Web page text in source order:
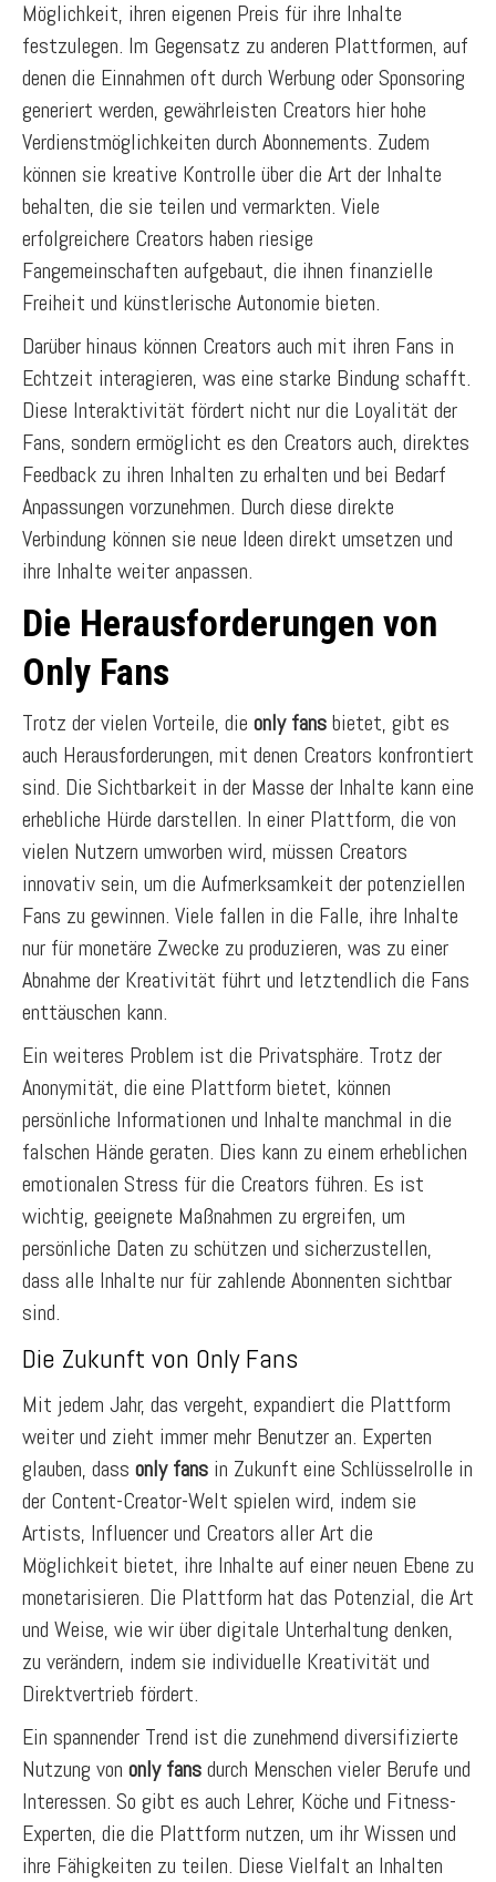
Möglichkeit, ihren eigenen Preis für ihre Inhalte
festzulegen. Im Gegensatz zu anderen Plattformen, auf
denen die Einnahmen oft durch Werbung oder Sponsoring
generiert werden, gewährleisten Creators hier hohe
Verdienstmöglichkeiten durch Abonnements. Zudem
können sie kreative Kontrolle über die Art der Inhalte
behalten, die sie teilen und vermarkten. Viele
erfolgreichere Creators haben riesige
Fangemeinschaften aufgebaut, die ihnen finanzielle
Freiheit und künstlerische Autonomie bieten.
Darüber hinaus können Creators auch mit ihren Fans in
Echtzeit interagieren, was eine starke Bindung schafft.
Diese Interaktivität fördert nicht nur die Loyalität der
Fans, sondern ermöglicht es den Creators auch, direktes
Feedback zu ihren Inhalten zu erhalten und bei Bedarf
Anpassungen vorzunehmen. Durch diese direkte
Verbindung können sie neue Ideen direkt umsetzen und
ihre Inhalte weiter anpassen.
Die Herausforderungen von
Only Fans
Trotz der vielen Vorteile, die only fansbietet, gibt es
auch Herausforderungen, mit denen Creators konfrontiert
sind. Die Sichtbarkeit in der Masse der Inhalte kann eine
erhebliche Hürde darstellen. In einer Plattform, die von
vielen Nutzern umworben wird, müssen Creators
innovativ sein, um die Aufmerksamkeit der potenziellen
Fans zu gewinnen. Viele fallen in die Falle, ihre Inhalte
nur für monetäre Zwecke zu produzieren, was zu einer
Abnahme der Kreativität führt und letztendlich die Fans
enttäuschen kann.
Ein weiteres Problem ist die Privatsphäre. Trotz der
Anonymität, die eine Plattform bietet, können
persönliche Informationen und Inhalte manchmal in die
falschen Hände geraten. Dies kann zu einem erheblichen
emotionalen Stress für die Creators führen. Es ist
wichtig, geeignete Maßnahmen zu ergreifen, um
persönliche Daten zu schützen und sicherzustellen,
dass alle Inhalte nur für zahlende Abonnenten sichtbar
sind.
Die Zukunft von Only Fans
Mit jedem Jahr, das vergeht, expandiert die Plattform
weiter und zieht immer mehr Benutzer an. Experten
glauben, dass only fans in Zukunft eine Schlüsselrolle in
der Content-Creator-Welt spielen wird, indem sie
Artists, Influencer und Creators aller Art die
Möglichkeit bietet, ihre Inhalte auf einer neuen Ebene zu
monetarisieren. Die Plattform hat das Potenzial, die Art
und Weise, wie wir über digitale Unterhaltung denken,
zu verändern, indem sie individuelle Kreativität und
Direktvertrieb fördert.
Ein spannender Trend ist die zunehmend diversifizierte
Nutzung von only fansdurch Menschen vieler Berufe und
Interessen. So gibt es auch Lehrer, Köche und Fitness-
Experten, die die Plattform nutzen, um ihr Wissen und
ihre Fähigkeiten zu teilen. Diese Vielfalt an Inhalten